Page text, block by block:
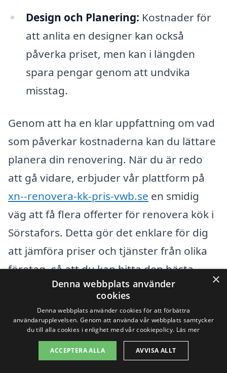
Design och Planering: Kostnader för
att anlita en designer kan också
påverka priset, men kan i längden
spara pengar genom att undvika
misstag.
Genom att ha en klar uppfattning om vad
som påverkar kostnaderna kan du lättare
planera din renovering. När du är redo
att gå vidare, erbjuder vår plattform på
xn--renovera-kk-pris-vwb.se en smidig
väg att få flera offerter för renovera kök i
Sörstafors. Detta gör det enklare för dig
att jämföra priser och tjänster från olika
företag, så att du kan hitta den bästa
lösningen för just ditt projekt. Lycka till
med din köksrenovering!
Få 3 erbjudanden, gratis och utan
förpliktelser
×
Denna webbplats använder
cookies
Denna webbplats använder cookies för att förbättra
användarupplevelsen. Genom att använda vår webbplats samtycker
du till alla cookies i enlighet med vår cookiepolicy. Läs mer
ACCEPTERA ALLA AVVISA ALLT